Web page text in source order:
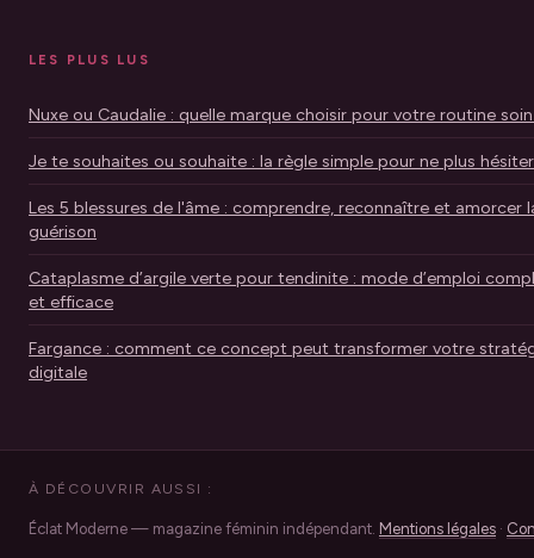
LES PLUS LUS
Nuxe ou Caudalie : quelle marque choisir pour votre routine
Je te souhaites ou souhaite : la règle simple pour ne plus hésiter
Les 5 blessures de l'âme : comprendre, reconnaître et amorcer
guérison
Cataplasme d’argile verte pour tendinite : mode d’emploi
et efficace
Fargance : comment ce concept peut transformer votre
digitale
À DÉCOUVRIR AUSSI :
Éclat Moderne — magazine féminin indépendant. Mentions légales ·